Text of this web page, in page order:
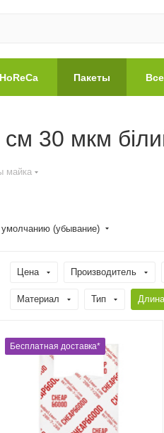
Пакеты
30 мкм
майка
умолчанию (убывание)
Цена Производитель
Материал Тип
Бесплатная доставка*